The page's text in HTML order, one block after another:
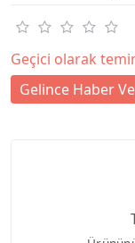
Geçici olarak
Gelince Haber